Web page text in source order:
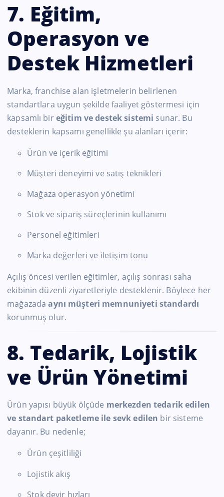
7. Eğitim,
Operasyon ve
Destek Hizmetleri
Marka, franchise alan işletmelerin belirlenen
standartlara uygun şekilde faaliyet göstermesi için
kapsamlı bireğitim ve destek sistemi sunar. Bu
desteklerin kapsamı genellikle şu alanları içerir:
Ürün ve içerik eğitimi
Müşteri deneyimi ve satış teknikleri
Mağaza operasyon yönetimi
Stok ve sipariş süreçlerinin kullanımı
Personel eğitimleri
Marka değerleri ve iletişim tonu
Açılış öncesi verilen eğitimler, açılış sonrası saha
ekibinin düzenli ziyaretleriyle desteklenir. Böylece her
mağazadaaynı müşteri memnuniyeti standardı
korunmuş olur.
8. Tedarik, Lojistik
ve Ürün Yönetimi
Ürün yapısı büyük ölçüde merkezden tedarik edilen
ve standart paketleme ile sevk edilen bir sisteme
dayanır. Bu nedenle;
Ürün çeşitliliği
Lojistik akış
Stok devir hızları